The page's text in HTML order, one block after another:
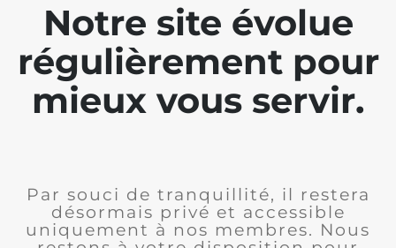
Notre site évolue
régulièrement pour
mieux vous servir.
Par souci de tranquillité, il restera
désormais privé et accessible
uniquement à nos membres. Nous